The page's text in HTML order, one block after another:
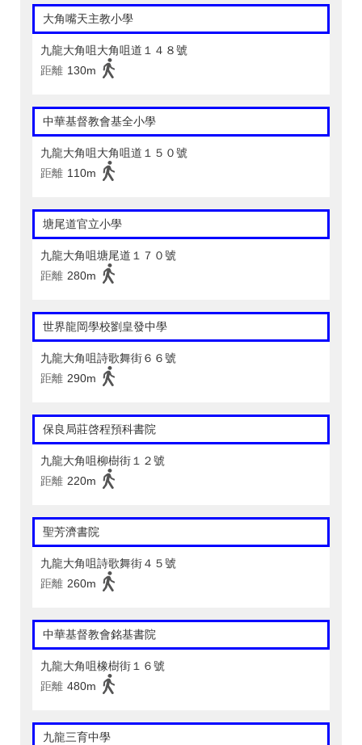
大角嘴天主教小學
九龍大角咀大角咀道１４８號
距離 130m
中華基督教會基全小學
九龍大角咀大角咀道１５０號
距離 110m
塘尾道官立小學
九龍大角咀塘尾道１７０號
距離 280m
世界龍岡學校劉皇發中學
九龍大角咀詩歌舞街６６號
距離 290m
保良局莊啓程預科書院
九龍大角咀柳樹街１２號
距離 220m
聖芳濟書院
九龍大角咀詩歌舞街４５號
距離 260m
中華基督教會銘基書院
九龍大角咀橡樹街１６號
距離 480m
九龍三育中學